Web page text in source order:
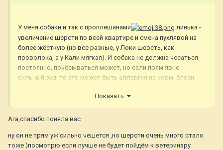
У меня собаки и так с проплешинами
линька -
увеличение шерсти по всей квартире и смена пухлявой на
более жёсткую (но все разные, у Локи шерсть, как
проволока, а у Кали мягкая). И собака не должна чесаться
постоянно, почёсываться может, но если прям явно
сильный зуд, то это может быть аллергия на корм, блохи,
Показать
Ага,спасибо поняла вас
ну он не прям уж сильно чешется ,но шерсти очень много стало
тоже )посмотрю если лучше не будет пойдём к ветеринару